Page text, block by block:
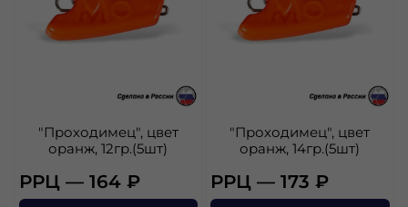
"Проходимец", цвет
оранж, 12гр.(5шт)
РРЦ — 164 ₽
"Проходимец", цвет
оранж, 14гр.(5шт)
РРЦ — 173 ₽